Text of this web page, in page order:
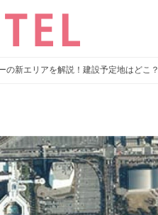
の新エリアを解説！建設予定地はどこ？